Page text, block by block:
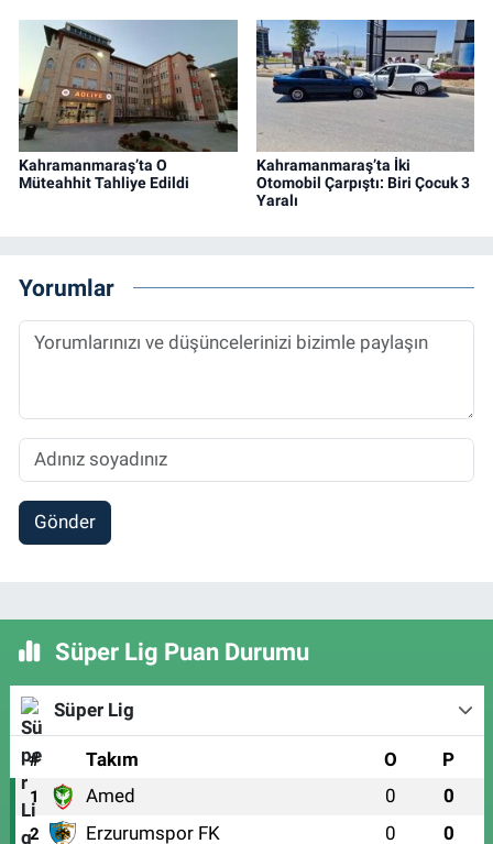
Kahramanmaraş’ta O
Müteahhit Tahliye Edildi
Kahramanmaraş’ta İki
Otomobil Çarpıştı: Biri Çocuk 3
Yaralı
Yorumlar
Gönder
Süper Lig Puan Durumu
Süper Lig
# Takım O P
1 Amed 0 0
2 Erzurumspor FK 0 0